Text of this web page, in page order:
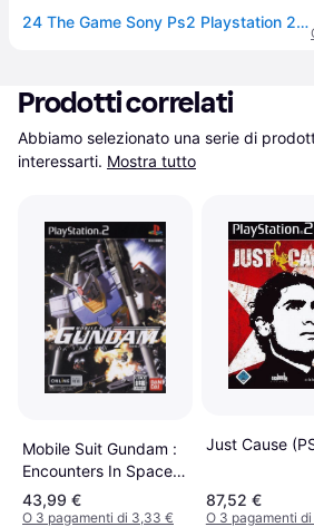
24 The Game Sony Ps2 Playstation 2 Pal Ita Italiano Originale Nuovo Sigillato
Prodotti correlati
Abbiamo selezionato una serie di
interessarti. Mostra tutto
Mobile Suit Gundam :
Encounters In Space
(PS2)
43,99 €
O 3 pagamenti di 3,33 €
Just Cause
87,52 €
O 3 pagamenti di